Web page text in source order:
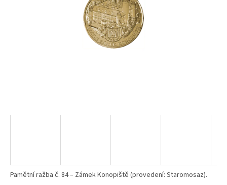
Pamětní ražba č. 84 – Zámek Konopiště (provedení: Staromosaz).